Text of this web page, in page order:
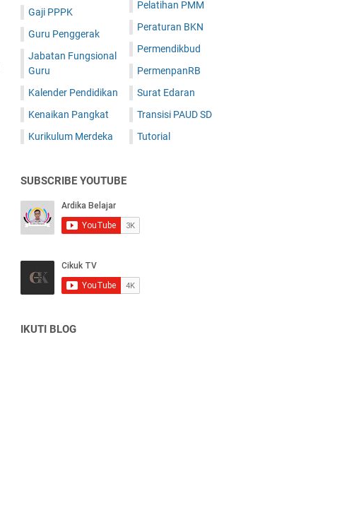
Gaji PPPK
Guru Penggerak
Jabatan Fungsional
Guru
Kalender Pendidikan
Kenaikan Pangkat
Kurikulum Merdeka
Pelatihan PMM
Peraturan BKN
Permendikbud
PermenpanRB
Surat Edaran
Transisi PAUD SD
Tutorial
SUBSCRIBE YOUTUBE
IKUTI BLOG